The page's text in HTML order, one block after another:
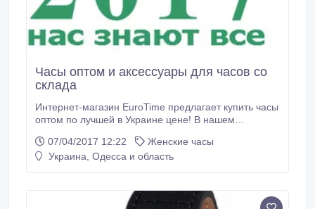
Часы оптом и аксессуары для часов со
склада
Интернет-магазин EuroTime предлагает купить часы
оптом по лучшей в Украине цене! В нашем
часы таких брендов, как Guardo, Skmei, Casio,
Cortebert, Alberto Kavalli и т.д. Механические,
ряд аксессуаров для часов (ремешки, шкатулки для
07/04/2017 12:22
Женские часы
Украина, Одесса и область